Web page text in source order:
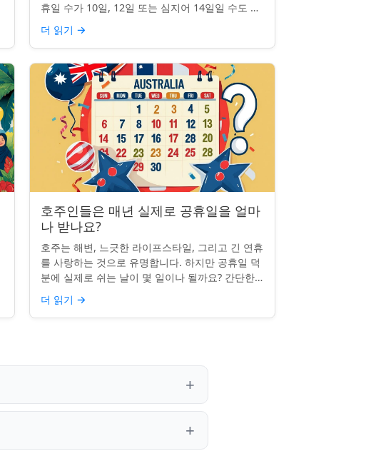
휴일 수가 10일, 12일 또는 심지어 14일일 수도 있
습니다. 도대체 무슨 일이 일어나고 있는 걸까요?
왜 일부 ...
더 읽기 →
호주인들은 매년 실제로 공휴일을 얼마
나 받나요?
호주는 해변, 느긋한 라이프스타일, 그리고 긴 연휴
를 사랑하는 것으로 유명합니다. 하지만 공휴일 덕
분에 실제로 쉬는 날이 몇 일이나 될까요? 간단한
질문처럼 들리지만, 답은 생각보다 명확하지 않을
수 있습니다. 거주...
더 읽기 →